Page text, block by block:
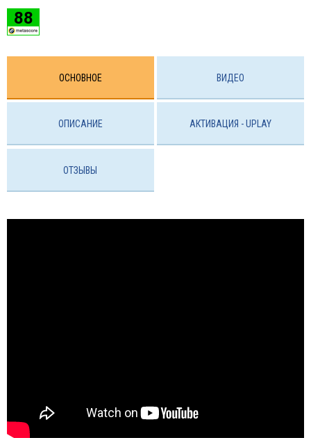
88
ОСНОВНОЕ ВИДЕО
ОПИСАНИЕ АКТИВАЦИЯ - UPLAY
ОТЗЫВЫ